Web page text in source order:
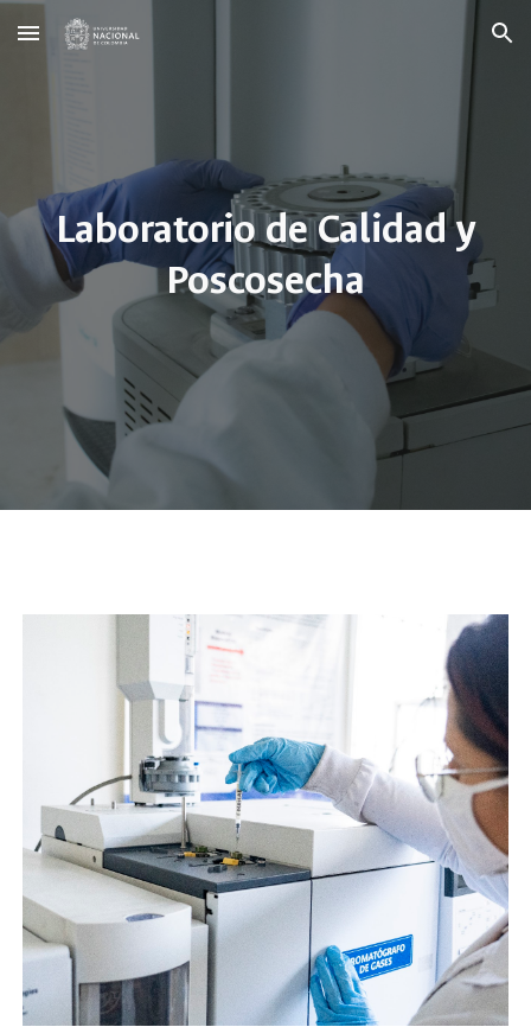
Skip to main content Skip to navigation
Laboratorio de Calidad y
Poscosecha